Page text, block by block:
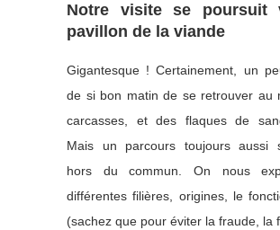
Notre visite se poursuit
pavillon de la viande
Gigantesque ! Certainement, un
de si bon matin de se retrouver au
carcasses, et des flaques de
Mais un parcours toujours aussi
hors du commun. On nous
différentes filières, origines, le
(sachez que pour éviter la fraude, la